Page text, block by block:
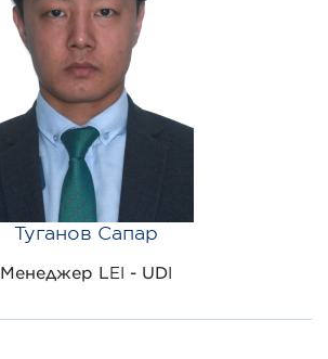
Туганов Сапар
Менеджер LEI - UDI